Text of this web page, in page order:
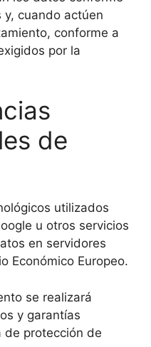
y, cuando actúen
conforme a
por la
de
utilizados
u otros servicios
en servidores
Económico Europeo.
se realizará
y garantías
de protección de